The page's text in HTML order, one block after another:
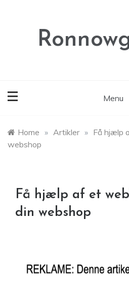
Menu
Home » Artikler » Få hjælp
webshop
Få hjælp af et
din webshop